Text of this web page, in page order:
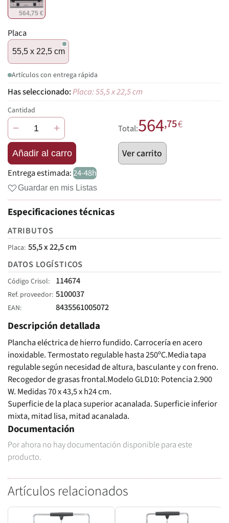
564,75 €
Placa
55,5 x 22,5 cm
Artículos con entrega rápida
Placa: 55,5 x 22,5 cm
Cantidad
− +
Añadir al carro
Total:564,75€
Ver carrito
Entrega estimada:24-48h
Guardar en mis Listas
Especificaciones técnicas
ATRIBUTOS
Placa 55,5 x 22,5 cm
DATOS LOGÍSTICOS
Código Crisol 114674
Ref. proveedor 5100037
EAN 8435561005072
Descripción detallada
Plancha eléctrica de hierro fundido. Carrocería en acero
inoxidable. Termostato regulable hasta 250ºC.Media tapa
regulable según necesidad de altura, basculante y con freno.
Recogedor de grasas frontal.Modelo GLD10: Potencia 2.900
W. Medidas 70 x 43,5 x h24 cm.
Superficie de la placa superior acanalada. Superficie inferior
mixta, mitad lisa, mitad acanalada.
Documentación
Por ahora no hay documentación disponible para este
producto.
Artículos relacionados